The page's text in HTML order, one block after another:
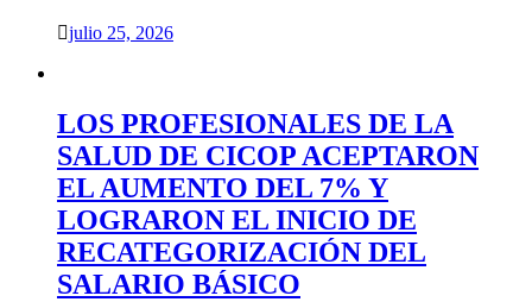
julio 25, 2026
LOS PROFESIONALES DE LA
SALUD DE CICOP ACEPTARON
EL AUMENTO DEL 7% Y
LOGRARON EL INICIO DE
RECATEGORIZACIÓN DEL
SALARIO BÁSICO